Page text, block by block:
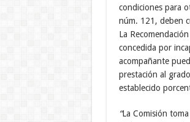
condiciones para
núm. 121, deben
La
concedida por
acompañante
prestación al
establecido
“La Comisión